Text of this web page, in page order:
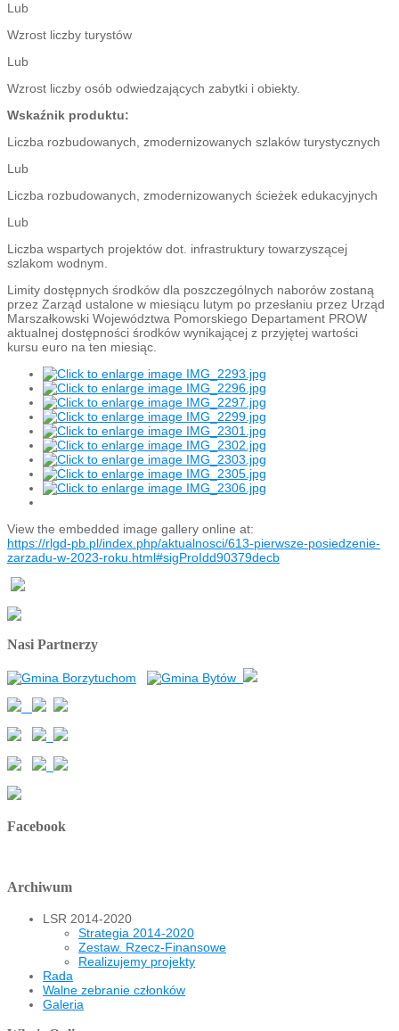
Lub
Wzrost liczby turystów
Lub
Wzrost liczby osób odwiedzających zabytki i obiekty.
Wskaźnik produktu:
Liczba rozbudowanych, zmodernizowanych szlaków turystycznych
Lub
Liczba rozbudowanych, zmodernizowanych ścieżek edukacyjnych
Lub
Liczba wspartych projektów dot. infrastruktury towarzyszącej
szlakom wodnym.
Limity dostępnych środków dla poszczególnych naborów zostaną
przez Zarząd ustalone w miesiącu lutym po przesłaniu przez Urząd
Marszałkowski Województwa Pomorskiego Departament PROW
aktualnej dostępności środków wynikającej z przyjętej wartości
kursu euro na ten miesiąc.
View the embedded image gallery online at:
https://rlgd-pb.pl/index.php/aktualnosci/613-pierwsze-posiedzenie-
zarzadu-w-2023-roku.html#sigProIdd90379decb
Nasi Partnerzy
Facebook
Archiwum
LSR 2014-2020
Strategia 2014-2020
Zestaw. Rzecz-Finansowe
Realizujemy projekty
Rada
Walne zebranie członków
Galeria